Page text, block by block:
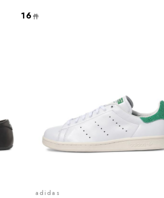
16 件
adidas